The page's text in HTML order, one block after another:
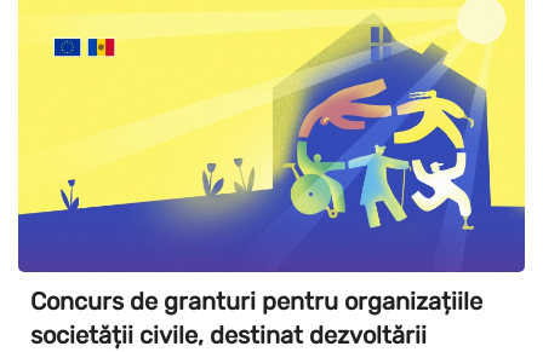
Concurs de granturi pentru organizațiile
societății civile, destinat dezvoltării